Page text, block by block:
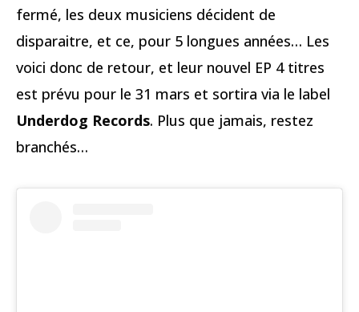
fermé, les deux musiciens décident de
disparaitre, et ce, pour 5 longues années… Les
voici donc de retour, et leur nouvel EP 4 titres
est prévu pour le 31 mars et sortira via le label
Underdog Records. Plus que jamais, restez
branchés…